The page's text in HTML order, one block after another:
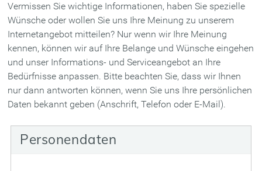
Vermissen Sie wichtige Informationen, haben Sie spezielle
Wünsche oder wollen Sie uns Ihre Meinung zu unserem
Internetangebot mitteilen? Nur wenn wir Ihre Meinung
kennen, können wir auf Ihre Belange und Wünsche eingehen
und unser Informations- und Serviceangebot an Ihre
Bedürfnisse anpassen. Bitte beachten Sie, dass wir Ihnen
nur dann antworten können, wenn Sie uns Ihre persönlichen
Daten bekannt geben (Anschrift, Telefon oder E-Mail).
Personendaten